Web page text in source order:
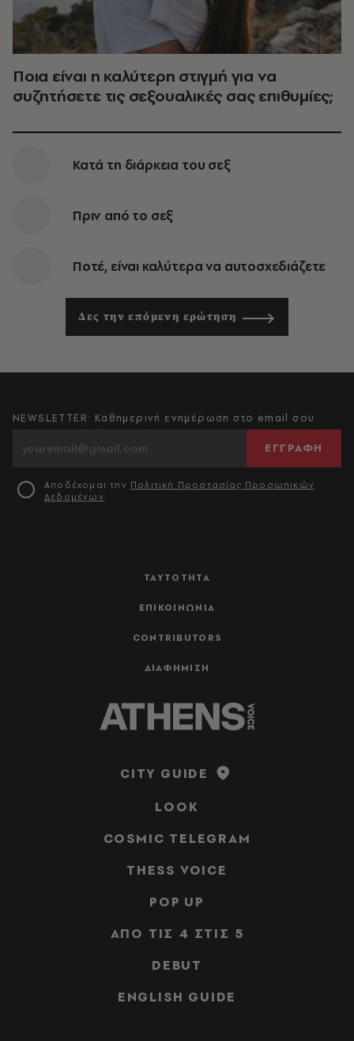
Ποια είναι η καλύτερη στιγμή για να
συζητήσετε τις σεξουαλικές σας επιθυμίες;
Κατά τη διάρκεια του σεξ
Πριν από το σεξ
Ποτέ, είναι καλύτερα να αυτοσχεδιάζετε
Δες την επόμενη ερώτηση
ΤΑΥΤΟΤΗΤΑ
ΕΠΙΚΟΙΝΩΝΙΑ
CONTRIBUTORS
ΔΙΑΦΗΜΙΣΗ
NEWSLETTER: Καθημερινή ενημέρωση στο email σου
ΕΓΓΡΑΦΗ
Αποδέχομαι την Πολιτική Προστασίας Προσωπικών
Δεδομένων
CITY GUIDE
LOOK
COSMIC TELEGRAM
THESS VOICE
POP UP
ΑΠΟ ΤΙΣ 4 ΣΤΙΣ 5
DEBUT
ENGLISH GUIDE